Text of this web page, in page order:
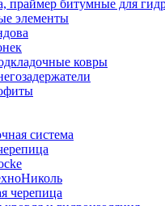
праймер битумные для
элементы
ковры
система
черепица